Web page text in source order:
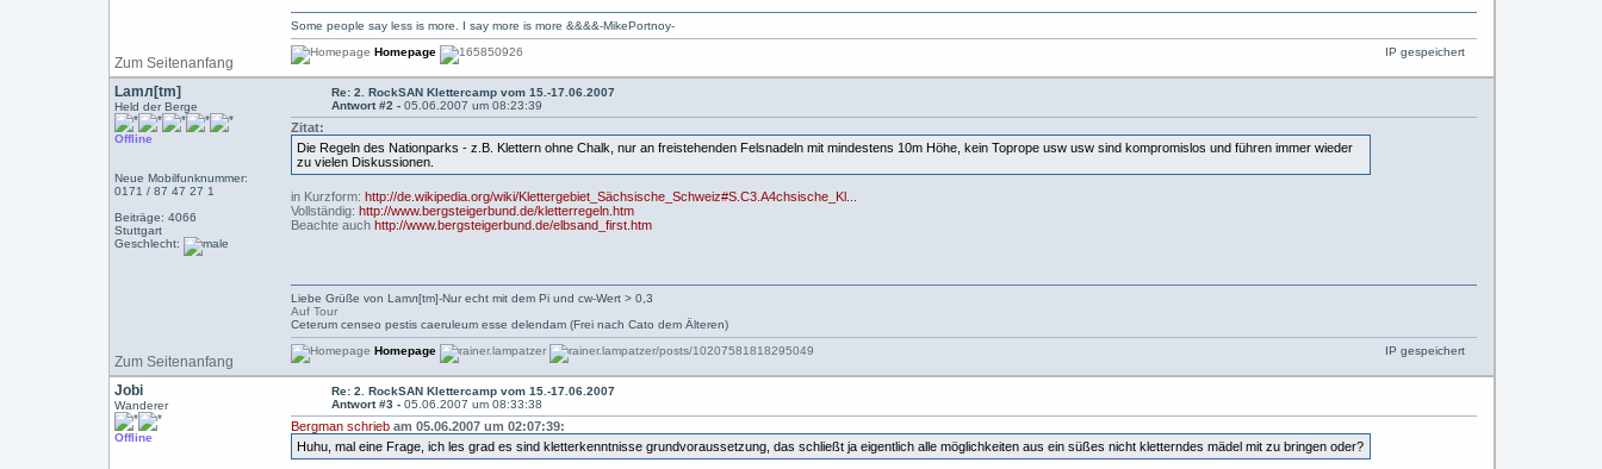
Zum Seitenanfang
Some people say less is more. I say more is more &&&&-MikePortnoy-
Homepage
IP gespeichert
Lamл[tm]
Held der Berge
Offline
Neue Mobilfunknummer:
0171 / 87 47 27 1
Beiträge: 4066
Stuttgart
Geschlecht:
Re: 2. RockSAN Klettercamp vom 15.-17.06.2007
Antwort #2 -05.06.2007 um 08:23:39
Zitat:
Die Regeln des Nationparks - z.B. Klettern ohne Chalk, nur an freistehenden Felsnadeln mit mindestens 10m Höhe, kein Toprope usw usw sind kompromislos und führen immer wieder
zu vielen Diskussionen.
in Kurzform:http://de.wikipedia.org/wiki/Klettergebiet_Sächsische_Schweiz#S.C3.A4chsische_Kl...
Vollständig:http://www.bergsteigerbund.de/kletterregeln.htm
Beachte auchhttp://www.bergsteigerbund.de/elbsand_first.htm
Zum Seitenanfang
Liebe Grüße von Lamл[tm]-Nur echt mit dem Pi und cw-Wert > 0,3
Auf Tour
Ceterum censeo pestis caeruleum esse delendam (Frei nach Cato dem Älteren)
Homepage
IP gespeichert
Jobi
Wanderer
Offline
Re: 2. RockSAN Klettercamp vom 15.-17.06.2007
Antwort #3 -05.06.2007 um 08:33:38
Bergman schrieb am 05.06.2007 um 02:07:39:
Huhu, mal eine Frage, ich les grad es sind kletterkenntnisse grundvoraussetzung, das schließt ja eigentlich alle möglichkeiten aus ein süßes nicht kletterndes mädel mit zu bringen oder?